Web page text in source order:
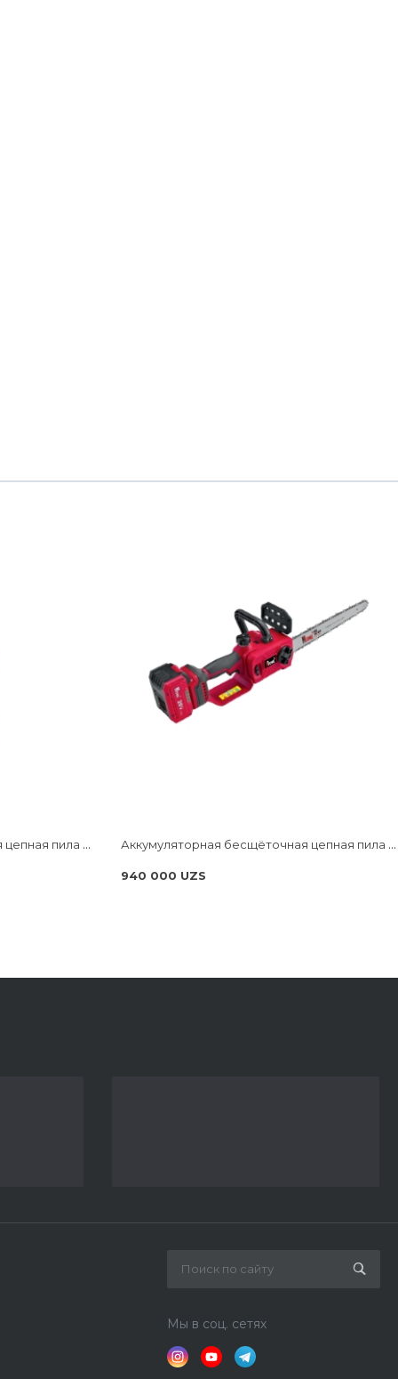
Аккумуляторная бесщёточная цепная пила NUMBER ONE ECS20/3.0-PRO ONE ENERGY Аккумуляторная бесщёточная цепная пила NUMBER ONE ECS18/3.0-PRO-B ONE ENERGY
940 000 UZS
Мы в соц. сетях